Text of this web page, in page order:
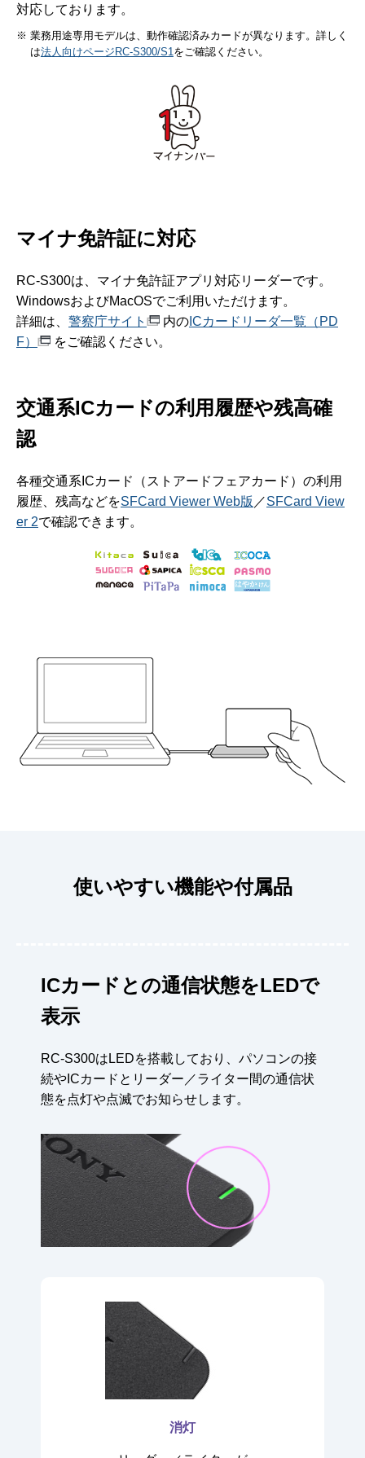
対応しております。
※ 業務用途専用モデルは、動作確認済みカードが異なります。詳しく
は法人向けページRC-S300/S1 をご確認ください。
マイナ免許証に対応
RC-S300は、マイナ免許証アプリ対応リーダーです。
WindowsおよびMacOSでご利用いただけます。
詳細は、 警察庁サイト 内の ICカードリーダ一覧（PD
F）
をご確認ください。
交通系ICカードの利用履歴や残高確
認
各種交通系ICカード（ストアードフェアカード）の利用
履歴、 残高などをSFCard Viewer Web版 ／SFCard View
er 2で確認できます。
使いやすい機能や付属品
ICカードとの通信状態をLEDで
表示
RC-S300はLEDを搭載しており、パソコンの接
続やICカードとリーダー／ライター間の通信状
態を点灯や点滅でお知らせします。
消灯